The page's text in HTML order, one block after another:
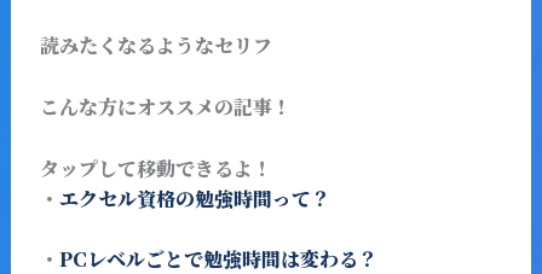
読みたくなるようなセリフ
こんな方にオススメの記事！
タップして移動できるよ！
・ エクセル資格の勉強時間って？
・ PCレベルごとで勉強時間は変わる？